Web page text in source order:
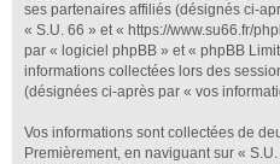
ses partenaires affiliés (désignés ci-
« S.U. 66 » et « https://www.su66.fr/
par « logiciel phpBB » et « phpBB
informations collectées lors des
(désignées ci-après par « vos
Vos informations sont collectées de
Premièrement, en naviguant sur «